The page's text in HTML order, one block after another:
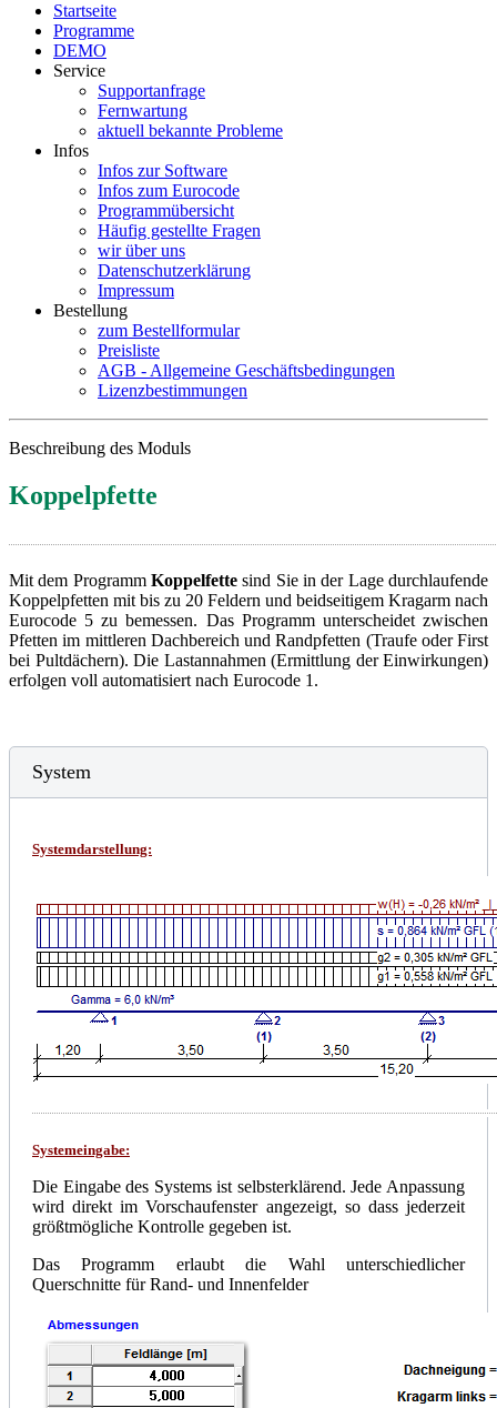
Startseite
Programme
DEMO
Service
Supportanfrage
Fernwartung
aktuell bekannte Probleme
Infos
Infos zur Software
Infos zum Eurocode
Programmübersicht
Häufig gestellte Fragen
wir über uns
Datenschutzerklärung
Impressum
Bestellung
zum Bestellformular
Preisliste
AGB - Allgemeine Geschäftsbedingungen
Lizenzbestimmungen
Beschreibung des Moduls
Koppelpfette
Mit dem Programm Koppelfettesind Sie in der Lage durchlaufende
Koppelpfetten mit bis zu 20 Feldern und beidseitigem Kragarm nach
Eurocode 5 zu bemessen. Das Programm unterscheidet zwischen
Pfetten im mittleren Dachbereich und Randpfetten (Traufe oder First
bei Pultdächern). Die Lastannahmen (Ermittlung der Einwirkungen)
erfolgen voll automatisiert nach Eurocode 1.
System
Systemdarstellung:
Systemeingabe:
Die Eingabe des Systems ist selbsterklärend. Jede Anpassung
wird direkt im Vorschaufenster angezeigt, so dass jederzeit
größtmögliche Kontrolle gegeben ist.
Das Programm erlaubt die Wahl unterschiedlicher
Querschnitte für Rand- und Innenfelder